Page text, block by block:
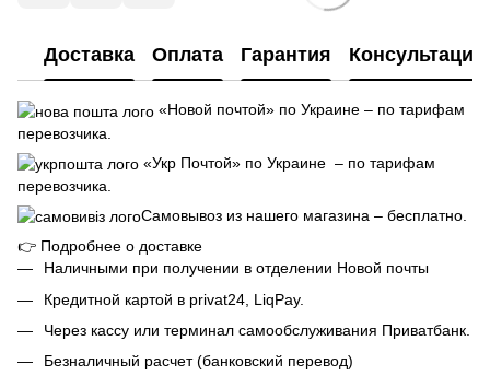
Доставка Оплата Гарантия Консультация
«Новой почтой» по Украине – по тарифам
перевозчика.
«Укр Почтой» по Украине – по тарифам
перевозчика.
Самовывоз из нашего магазина – бесплатно.
👉 Подробнее о доставке
Наличными при получении в отделении Новой почты
Кредитной картой в privat24, LiqPay.
Через кассу или терминал самообслуживания Приватбанк.
Безналичный расчет (банковский перевод)